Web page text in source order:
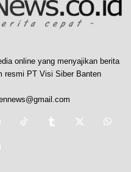
online yang menyajikan berita
resmi PT Visi Siber Banten